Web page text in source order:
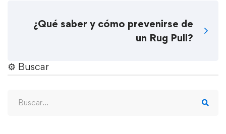
¿Qué saber y cómo prevenirse de
un Rug Pull?
⚙︎ Buscar